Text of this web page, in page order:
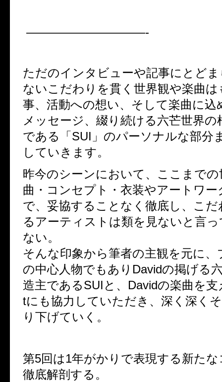
——————————-
ただのインタビューや記事にとど
ないこだわりを貫く世界観や楽曲
事、活動への想い、そして楽曲に込
メッセージ、綴り続ける六芒世界の
である「SUI」のパーソナルな部分
していきます。
昨今のシーンにおいて、ここまでの
曲・コンセプト・衣装やアートワー
で、妥協することなく徹底し、こ
るアーティストは類を見ないと言
ない。
そんな印象から筆者の主観を元に
の中心人物でもありDavidの掲げる
造主であるSUIと、Davidの楽曲を支
tにも協力していただき、深く深く
り下げていく。
第5回は1年がかりで表現する新た
徹底解剖する。